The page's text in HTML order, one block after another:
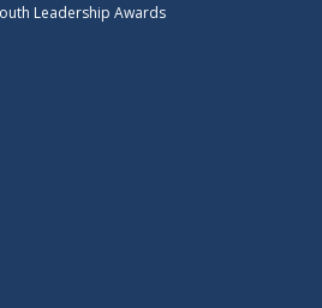
Leadership Awards